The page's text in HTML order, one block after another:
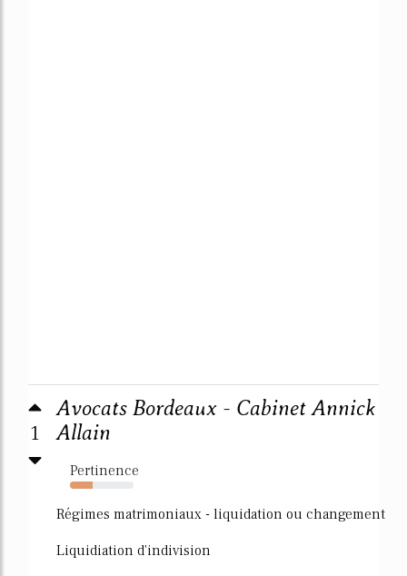
1
Avocats Bordeaux - Cabinet Annick
Allain
Pertinence
35%
Régimes matrimoniaux - liquidation ou changement
Liquidiation d'indivision